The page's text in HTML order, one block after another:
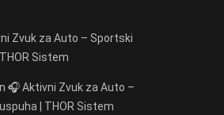
Zvuk za Auto – Sportski
Sistem
🎧 Aktivni Zvuk za Auto –
| THOR Sistem